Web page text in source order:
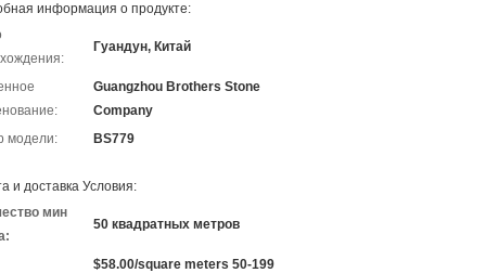
информация о продукте:
Гуандун, Китай
Guangzhou Brothers Stone
Company
модели:
BS779
и доставка Условия:
мин
50 квадратных метров
$58.00/square meters 50-199